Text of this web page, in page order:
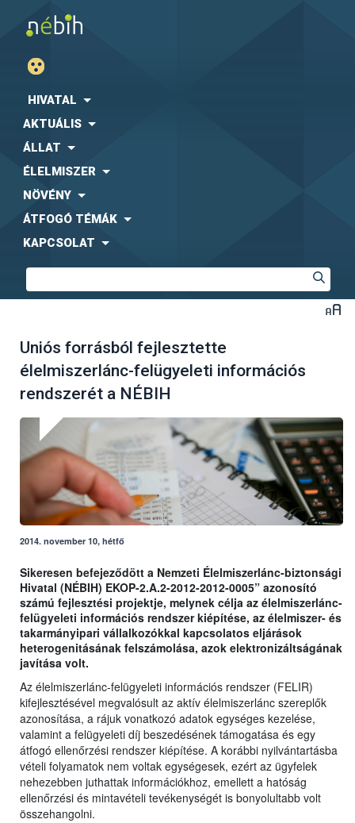
HIVATAL
AKTUÁLIS
ÁLLAT
ÉLELMISZER
NÖVÉNY
ÁTFOGÓ TÉMÁK
KAPCSOLAT
Uniós forrásból fejlesztette
élelmiszerlánc-felügyeleti információs
rendszerét a NÉBIH
2014. november 10, hétfő
Sikeresen befejeződött a Nemzeti Élelmiszerlánc-biztonsági
Hivatal (NÉBIH) EKOP-2.A.2-2012-2012-0005” azonosító
számú fejlesztési projektje, melynek célja az élelmiszerlánc-
felügyeleti információs rendszer kiépítése, az élelmiszer- és
takarmányipari vállalkozókkal kapcsolatos eljárások
heterogenitásának felszámolása, azok elektronizáltságának
javítása volt.
Az élelmiszerlánc-felügyeleti információs rendszer (FELIR)
kifejlesztésével megvalósult az aktív élelmiszerlánc szereplők
azonosítása, a rájuk vonatkozó adatok egységes kezelése,
valamint a felügyeleti díj beszedésének támogatása és egy
átfogó ellenőrzési rendszer kiépítése. A korábbi nyilvántartásba
vételi folyamatok nem voltak egységesek, ezért az ügyfelek
nehezebben juthattak információkhoz, emellett a hatóság
ellenőrzési és mintavételi tevékenységét is bonyolultabb volt
összehangolni.